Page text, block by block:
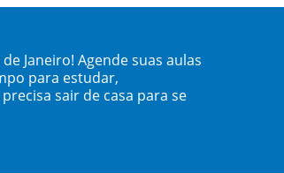
Janeiro! Agende suas aulas
para estudar,
sair de casa para se